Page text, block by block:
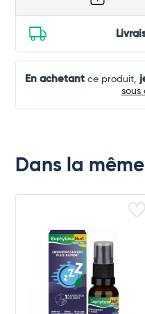
En achetantce produit,
sous
Dans la